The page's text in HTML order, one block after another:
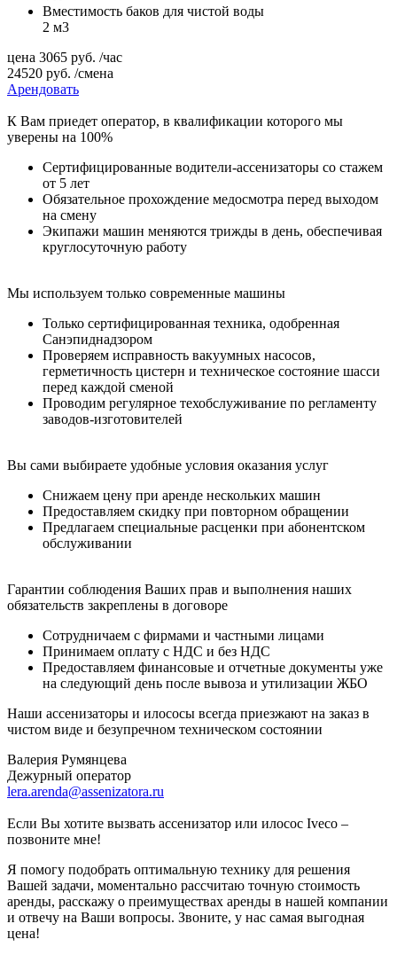
Вместимость баков для чистой воды
2 м3
цена 3065 руб. /час
24520 руб. /смена
Арендовать
К Вам приедет оператор, в квалификации которого мы
уверены на 100%
Сертифицированные водители-ассенизаторы со стажем
от 5 лет
Обязательное прохождение медосмотра перед выходом
на смену
Экипажи машин меняются трижды в день, обеспечивая
круглосуточную работу
Мы используем только современные машины
Только сертифицированная техника, одобренная
Санэпиднадзором
Проверяем исправность вакуумных насосов,
герметичность цистерн и техническое состояние шасси
перед каждой сменой
Проводим регулярное техобслуживание по регламенту
заводов-изготовителей
Вы сами выбираете удобные условия оказания услуг
Снижаем цену при аренде нескольких машин
Предоставляем скидку при повторном обращении
Предлагаем специальные расценки при абонентском
обслуживании
Гарантии соблюдения Ваших прав и выполнения наших
обязательств закреплены в договоре
Сотрудничаем с фирмами и частными лицами
Принимаем оплату с НДС и без НДС
Предоставляем финансовые и отчетные документы уже
на следующий день после вывоза и утилизации ЖБО
Наши ассенизаторы и илососы всегда приезжают на заказ в
чистом виде и безупречном техническом состоянии
Валерия Румянцева
Дежурный оператор
lera.arenda@assenizatora.ru
Если Вы хотите вызвать ассенизатор или илосос Iveco –
позвоните мне!
Я помогу подобрать оптимальную технику для решения
Вашей задачи, моментально рассчитаю точную стоимость
аренды, расскажу о преимуществах аренды в нашей компании
и отвечу на Ваши вопросы. Звоните, у нас самая выгодная
цена!